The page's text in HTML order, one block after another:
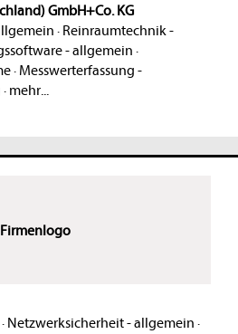
GmbH+Co. KG
· Reinraumtechnik -
- allgemein ·
· Messwerterfassung -
· mehr...
Firmenlogo
· Netzwerksicherheit - allgemein ·